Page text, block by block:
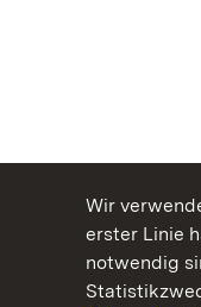
Wir
erster Linie
notwendig